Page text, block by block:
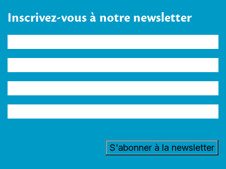
Inscrivez-vous à notre newsletter